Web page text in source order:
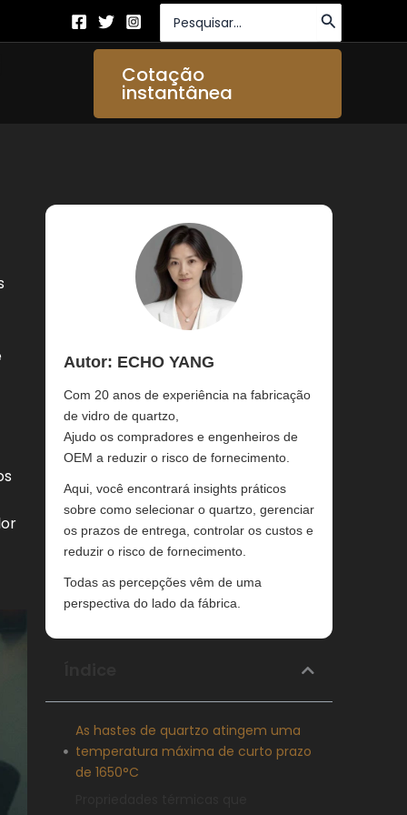
Procurar:
About Us
Cotação
instantânea
Autor: ECHO YANG
Com 20 anos de experiência na fabricação
de vidro de quartzo,
Ajudo os compradores e engenheiros de
OEM a reduzir o risco de fornecimento.
Aqui, você encontrará insights práticos
sobre como selecionar o quartzo, gerenciar
os prazos de entrega, controlar os custos e
reduzir o risco de fornecimento.
Todas as percepções vêm de uma
perspectiva do lado da fábrica.
As hastes de quartzo atingem uma
temperatura máxima de curto prazo
de 1650°C